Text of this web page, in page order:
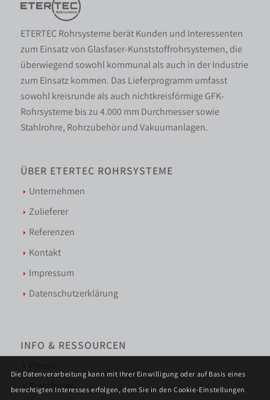
ETERTEC Rohrsysteme berät Kunden und Interessenten
zum Einsatz von Glasfaser-Kunststoffrohrsystemen, die
überwiegend sowohl kommunal als auch in der Industrie
zum Einsatz kommen. Das Lieferprogramm umfasst
sowohl kreisrunde als auch nichtkreisförmige GFK-
Rohrsysteme bis zu 4.000 mm Durchmesser sowie
Stahlrohre, Rohrzubehör und Vakuumanlagen.
ÜBER ETERTEC ROHRSYSTEME
Unternehmen
Zulieferer
Referenzen
Kontakt
Impressum
Datenschutzerklärung
INFO & RESSOURCEN
Broschüren
Die Datenverarbeitung kann mit Ihrer Einwilligung oder auf Basis eines
berechtigten Interesses erfolgen, dem Sie in den Cookie-Einstellungen